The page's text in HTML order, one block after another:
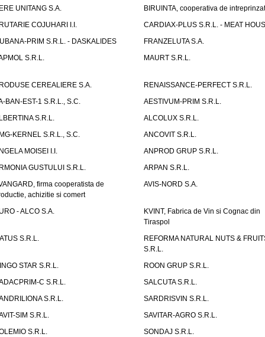
UNITANG S.A.
BIRUINTA, cooperativa de
COJUHARI I.I.
CARDIAX-PLUS S.R.L. - MEAT
PRIM S.R.L. - DASKALIDES
FRANZELUTA S.A.
S.R.L.
MAURT S.R.L.
CEREALIERE S.A.
RENAISSANCE-PERFECT S.R.L.
BAN-EST-1 S.R.L., S.C.
AESTIVUM-PRIM S.R.L.
S.R.L.
ALCOLUX S.R.L.
KERNEL S.R.L., S.C.
ANCOVIT S.R.L.
MOISEI I.I.
ANPROD GRUP S.R.L.
GUSTULUI S.R.L.
ARPAN S.R.L.
firma cooperatista de
achizitie si comert
AVIS-NORD S.A.
- ALCO S.A.
KVINT, Fabrica de Vin si Cognac din
Tiraspol
S.R.L.
REFORMA NATURAL NUTS &
S.R.L.
STAR S.R.L.
ROON GRUP S.R.L.
C S.R.L.
SALCUTA S.R.L.
S.R.L.
SARDRISVIN S.R.L.
SIM S.R.L.
SAVITAR-AGRO S.R.L.
S.R.L.
SONDAJ S.R.L.